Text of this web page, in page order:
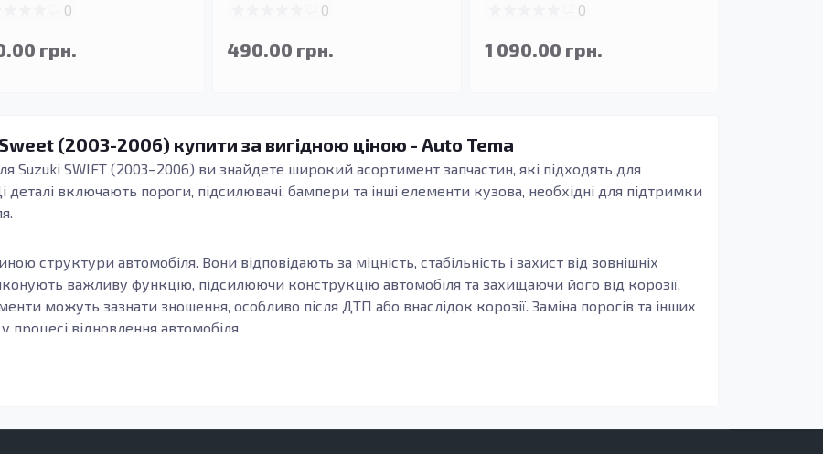
0
грн.
0
490.00 грн.
0
1 090.00 грн.
(2003-2006) купити за вигідною ціною - Auto Tema
Suzuki SWIFT (2003–2006) ви знайдете широкий асортимент запчастин, які підходять для
деталі включають пороги, підсилювачі, бампери та інші елементи кузова, необхідні для підтримки
структури автомобіля. Вони відповідають за міцність, стабільність і захист від зовнішніх
важливу функцію, підсилюючи конструкцію автомобіля та захищаючи його від корозії,
можуть зазнати зношення, особливо після ДТП або внаслідок корозії. Заміна порогів та інших
відновлення автомобіля.
забезпечує не тільки естетичний вигляд автомобіля, але й підвищує його безпеку на дорозі.